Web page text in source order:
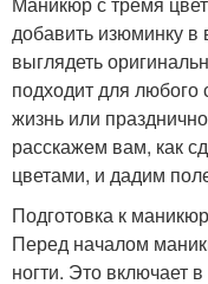
добавить изюминку в
выглядеть
подходит для любого
жизнь или
расскажем вам, как
цветами, и дадим
Подготовка к маникюр
Перед началом
ногти. Это включает